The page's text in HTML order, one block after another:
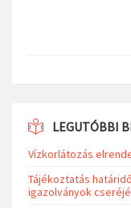
LEGUTÓBBI
Vízkorlátozás
Tájékoztatás
igazolványok